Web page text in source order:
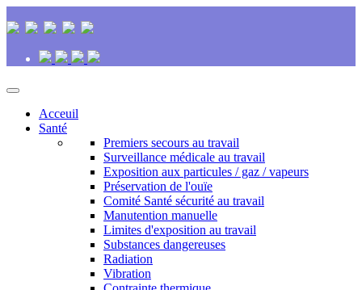
Acceuil
Santé
Premiers secours au travail
Surveillance médicale au travail
Exposition aux particules / gaz / vapeurs
Préservation de l'ouïe
Comité Santé sécurité au travail
Manutention manuelle
Limites d'exposition au travail
Substances dangereuses
Radiation
Vibration